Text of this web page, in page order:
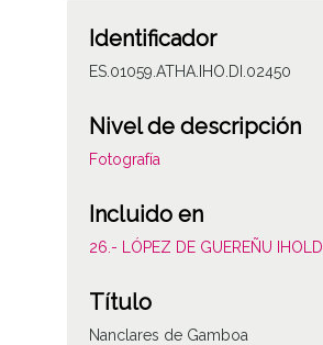
Identificador
ES.01059.ATHA.IHO.DI.02450
Nivel de descripción
Fotografía
Incluido en
26.- LÓPEZ DE GUEREÑU IHOLDI
Título
Nanclares de Gamboa